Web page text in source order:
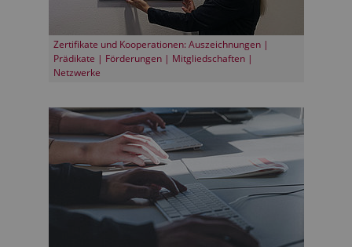
Zertifikate und Kooperationen: Auszeichnungen |
Prädikate | Förderungen | Mitgliedschaften |
Netzwerke